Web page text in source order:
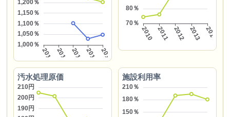
汚水処理原価 施設利用率